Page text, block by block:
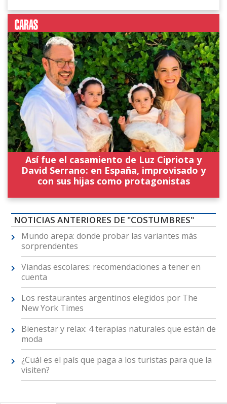
Así fue el casamiento de Luz Cipriota y
David Serrano: en España, improvisado y
con sus hijas como protagonistas
NOTICIAS ANTERIORES DE "COSTUMBRES"
Mundo arepa: donde probar las variantes más
sorprendentes
Viandas escolares: recomendaciones a tener en
cuenta
Los restaurantes argentinos elegidos por The
New York Times
Bienestar y relax: 4 terapias naturales que están de
moda
¿Cuál es el país que paga a los turistas para que la
visiten?